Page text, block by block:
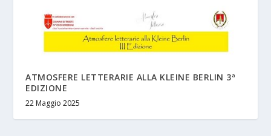
ATMOSFERE LETTERARIE ALLA KLEINE BERLIN 3ª
EDIZIONE
22 Maggio 2025